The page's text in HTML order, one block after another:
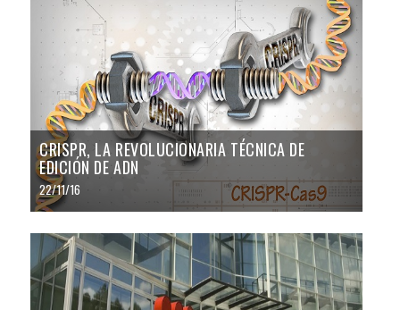
CRISPR, LA REVOLUCIONARIA TÉCNICA DE
EDICIÓN DE ADN
22/11/16